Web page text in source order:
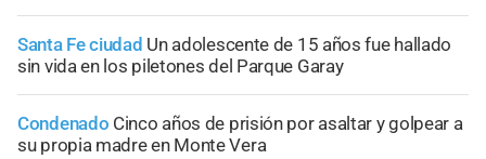
Santa Fe ciudad Un adolescente de 15 años fue hallado
sin vida en los piletones del Parque Garay
Condenado Cinco años de prisión por asaltar y golpear a
su propia madre en Monte Vera